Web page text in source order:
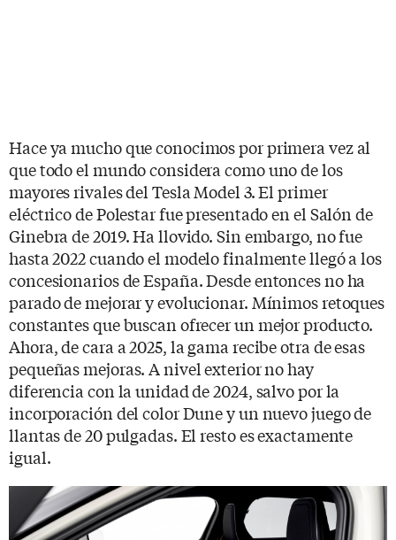
Hace ya mucho que conocimos por primera vez al
que todo el mundo considera como uno de los
mayores rivales del Tesla Model 3. El primer
eléctrico de Polestar fue presentado en el Salón de
Ginebra de 2019. Ha llovido. Sin embargo, no fue
hasta 2022 cuando el modelo finalmente llegó a los
concesionarios de España. Desde entonces no ha
parado de mejorar y evolucionar. Mínimos retoques
constantes que buscan ofrecer un mejor producto.
Ahora, de cara a 2025, la gama recibe otra de esas
pequeñas mejoras. A nivel exterior no hay
diferencia con la unidad de 2024, salvo por la
incorporación del color Dune y un nuevo juego de
llantas de 20 pulgadas. El resto es exactamente
igual.